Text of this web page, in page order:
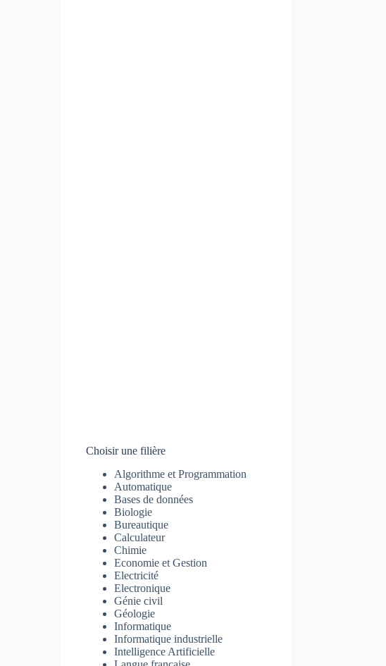
Choisir une filière
Algorithme et Programmation
Automatique
Bases de données
Biologie
Bureautique
Calculateur
Chimie
Economie et Gestion
Electricité
Electronique
Génie civil
Géologie
Informatique
Informatique industrielle
Intelligence Artificielle